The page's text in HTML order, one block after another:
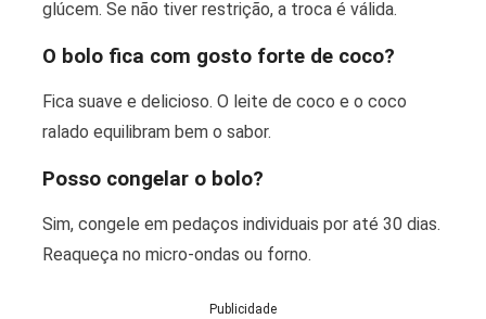
glúcem. Se não tiver restrição, a troca é válida.
O bolo fica com gosto forte de coco?
Fica suave e delicioso. O leite de coco e o coco
ralado equilibram bem o sabor.
Posso congelar o bolo?
Sim, congele em pedaços individuais por até 30 dias.
Reaqueça no micro-ondas ou forno.
Publicidade